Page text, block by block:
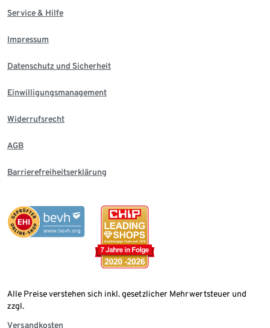
Service & Hilfe
Impressum
Datenschutz und Sicherheit
Einwilligungsmanagement
Widerrufsrecht
AGB
Barrierefreiheitserklärung
Alle Preise verstehen sich inkl. gesetzlicher Mehrwertsteuer und
zzgl.
Versandkosten